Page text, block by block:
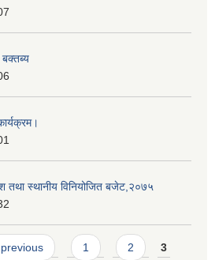
तथा स्थानीय विनियोजित बजेट,२०७५
previous 1 2 3